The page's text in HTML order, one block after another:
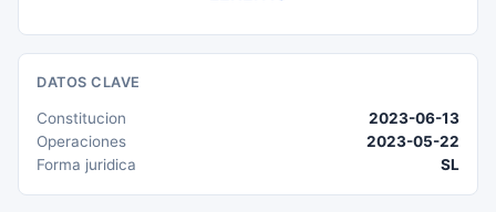
DATOS CLAVE
Constitucion
2023-06-13
Operaciones
2023-05-22
Forma juridica
SL